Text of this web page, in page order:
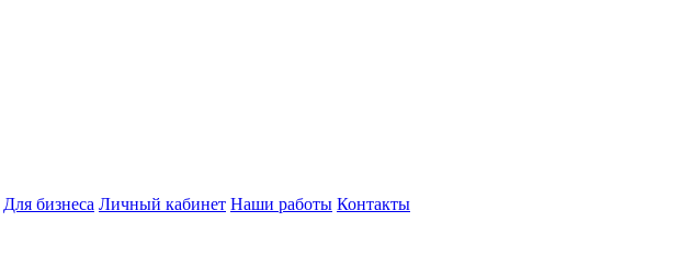
Для бизнеса Личный кабинет Наши работы Контакты